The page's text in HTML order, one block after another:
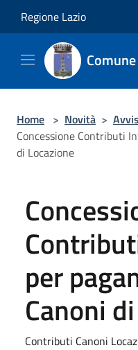
Regione Lazio
Home > Novità >
Concessione Contributi
di Locazione
per
Canoni
Contributi Canoni